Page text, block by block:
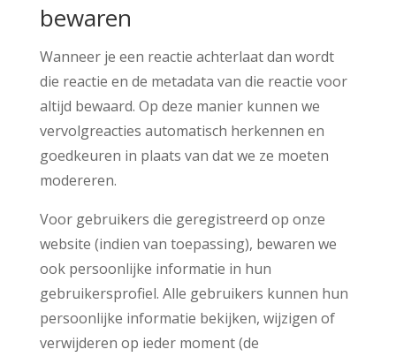
bewaren
Wanneer je een reactie achterlaat dan wordt
die reactie en de metadata van die reactie voor
altijd bewaard. Op deze manier kunnen we
vervolgreacties automatisch herkennen en
goedkeuren in plaats van dat we ze moeten
modereren.
Voor gebruikers die geregistreerd op onze
website (indien van toepassing), bewaren we
ook persoonlijke informatie in hun
gebruikersprofiel. Alle gebruikers kunnen hun
persoonlijke informatie bekijken, wijzigen of
verwijderen op ieder moment (de